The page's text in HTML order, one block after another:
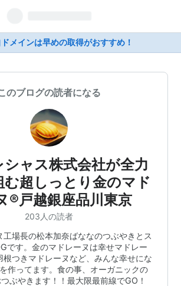
メインは早めの取得がおすすめ！
のブログの読者になる
シャス株式会社が全力
む超しっとり金のマド
®︎戸越銀座品川東京
203人の読者
工場長の松本加奈ばななのつぶやきとス
です。金のマドレーヌは幸せマドレー
根つきマドレーヌなど、みんな幸せにな
作ってます。食の事、オーガニックの
ぶやきます！！最大限最前線でGO！